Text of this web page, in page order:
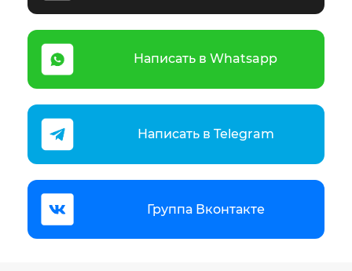
Написать в Whatsapp
Написать в Telegram
Группа Вконтакте